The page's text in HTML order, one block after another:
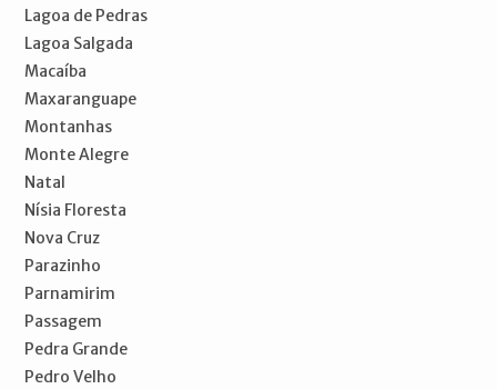
Lagoa de Pedras
Lagoa Salgada
Macaíba
Maxaranguape
Montanhas
Monte Alegre
Natal
Nísia Floresta
Nova Cruz
Parazinho
Parnamirim
Passagem
Pedra Grande
Pedro Velho